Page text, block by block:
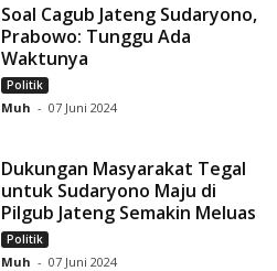
Soal Cagub Jateng Sudaryono,
Prabowo: Tunggu Ada
Waktunya
Politik
Muh - 07 Juni 2024
Dukungan Masyarakat Tegal
untuk Sudaryono Maju di
Pilgub Jateng Semakin Meluas
Politik
Muh - 07 Juni 2024